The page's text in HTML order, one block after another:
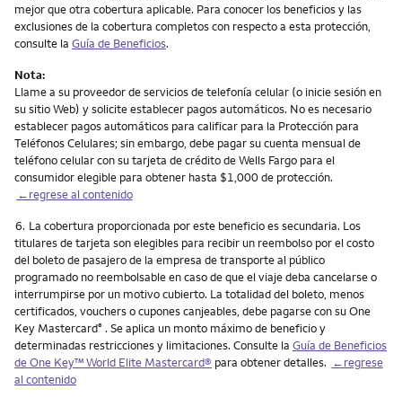
mejor que otra cobertura aplicable. Para conocer los beneficios y las
exclusiones de la cobertura completos con respecto a esta protección,
consulte la Guía de Beneficios.
Nota:
Llame a su proveedor de servicios de telefonía celular (o inicie sesión en
su sitio Web) y solicite establecer pagos automáticos. No es necesario
establecer pagos automáticos para calificar para la Protección para
Teléfonos Celulares; sin embargo, debe pagar su cuenta mensual de
teléfono celular con su tarjeta de crédito de Wells Fargo para el
consumidor elegible para obtener hasta $1,000 de protección.
←regrese al contenido
Nota
6. La cobertura proporcionada por este beneficio es secundaria. Los
titulares de tarjeta son elegibles para recibir un reembolso por el costo
del boleto de pasajero de la empresa de transporte al público
programado no reembolsable en caso de que el viaje deba cancelarse o
interrumpirse por un motivo cubierto. La totalidad del boleto, menos
certificados, vouchers o cupones canjeables, debe pagarse con su One
Key Mastercard® . Se aplica un monto máximo de beneficio y
determinadas restricciones y limitaciones. Consulte la Guía de Beneficios
de One Key™ World Elite Mastercard® para obtener detalles. ←regrese
al contenido